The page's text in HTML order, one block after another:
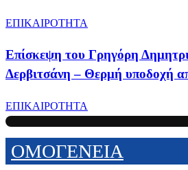
ΕΠΙΚΑΙΡΟΤΗΤΑ
Επίσκεψη του Γρηγόρη
Δερβιτσάνη – Θερμή υποδοχή
ΕΠΙΚΑΙΡΟΤΗΤΑ
ΟΜΟΓΕΝΕΙΑ